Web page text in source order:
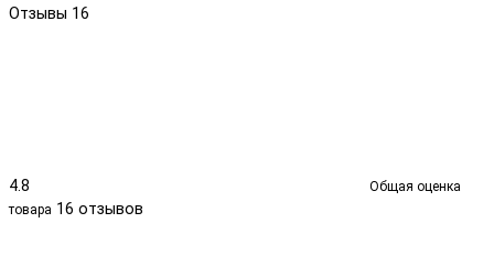
Отзывы 16
4.8
Общая оценка
товара 16 отзывов